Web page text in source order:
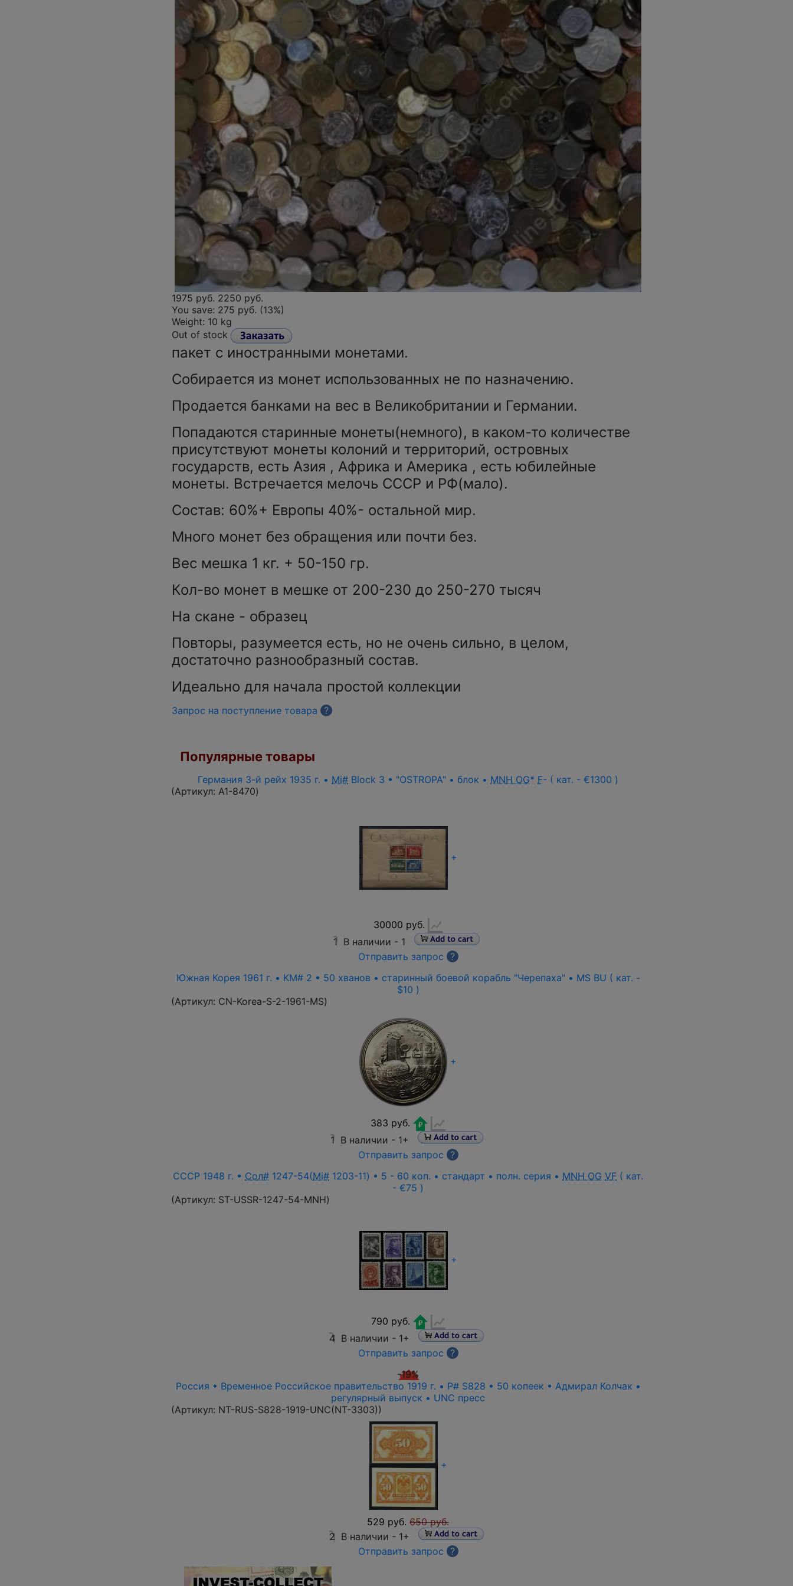
1975 руб. 2250 руб.
You save: 275 руб. (13%)
Weight: 10 kg
Out of stock
пакет с иностранными монетами.
Собирается из монет использованных не по назначению.
Продается банками на вес в Великобритании и Германии.
Попадаются старинные монеты(немного), в каком-то количестве
присутствуют монеты колоний и территорий, островных
государств, есть Азия , Африка и Америка , есть юбилейные
монеты. Встречается мелочь СССР и РФ(мало).
Состав: 60%+ Европы 40%- остальной мир.
Много монет без обращения или почти без.
Вес мешка 1 кг. + 50-150 гр.
Кол-во монет в мешке от 200-230 до 250-270 тысяч
На скане - образец
Повторы, разумеется есть, но не очень сильно, в целом,
достаточно разнообразный состав.
Идеально для начала простой коллекции
Запрос на поступление товара ?
Популярные товары
Германия 3-й рейх 1935 г. • Mi# Block 3 • "OSTROPA" • блок • MNH OG* F- ( кат. - €1300 )
(Артикул: A1-8470)
+
30000 руб.
1 В наличии - 1
Отправить запрос
?
Южная Корея 1961 г. • KM# 2 • 50 хванов • старинный боевой корабль "Черепаха" • MS BU ( кат. -
$10 )
(Артикул: CN-Korea-S-2-1961-MS)
+
383 руб.
1 В наличии - 1+
Отправить запрос
?
СССР 1948 г. • Сол# 1247-54(Mi# 1203-11) • 5 - 60 коп. • стандарт • полн. серия • MNH OG VF ( кат.
- €75 )
(Артикул: ST-USSR-1247-54-MNH)
+
790 руб.
4 В наличии - 1+
Отправить запрос
?
-19%
Россия • Временное Российское правительство 1919 г. • P# S828 • 50 копеек • Адмирал Колчак •
регулярный выпуск • UNC пресс
(Артикул: NT-RUS-S828-1919-UNC(NT-3303))
+
529 руб. 650 руб.
2 В наличии - 1+
Отправить запрос
?